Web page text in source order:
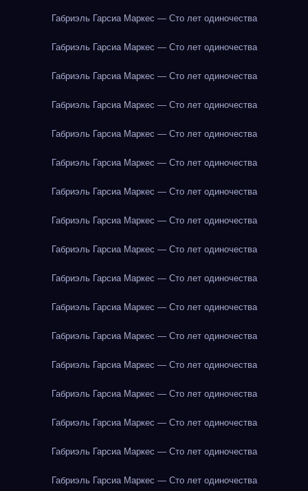
Габриэль Гарсиа Маркес — Сто лет одиночества
Габриэль Гарсиа Маркес — Сто лет одиночества
Габриэль Гарсиа Маркес — Сто лет одиночества
Габриэль Гарсиа Маркес — Сто лет одиночества
Габриэль Гарсиа Маркес — Сто лет одиночества
Габриэль Гарсиа Маркес — Сто лет одиночества
Габриэль Гарсиа Маркес — Сто лет одиночества
Габриэль Гарсиа Маркес — Сто лет одиночества
Габриэль Гарсиа Маркес — Сто лет одиночества
Габриэль Гарсиа Маркес — Сто лет одиночества
Габриэль Гарсиа Маркес — Сто лет одиночества
Габриэль Гарсиа Маркес — Сто лет одиночества
Габриэль Гарсиа Маркес — Сто лет одиночества
Габриэль Гарсиа Маркес — Сто лет одиночества
Габриэль Гарсиа Маркес — Сто лет одиночества
Габриэль Гарсиа Маркес — Сто лет одиночества
Габриэль Гарсиа Маркес — Сто лет одиночества